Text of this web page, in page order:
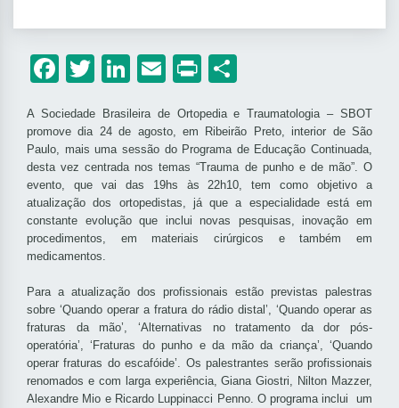
Facebook
Twitter
LinkedIn
Email
Print
A Sociedade Brasileira de Ortopedia e Traumatologia – SBOT
promove dia 24 de agosto, em Ribeirão Preto, interior de São
Paulo, mais uma sessão do Programa de Educação Continuada,
desta vez centrada nos temas “Trauma de punho e de mão”. O
evento, que vai das 19hs às 22h10, tem como objetivo a
atualização dos ortopedistas, já que a especialidade está em
constante evolução que inclui novas pesquisas, inovação em
procedimentos, em materiais cirúrgicos e também em
medicamentos.
Para a atualização dos profissionais estão previstas palestras
sobre ‘Quando operar a fratura do rádio distal’, ‘Quando operar as
fraturas da mão’, ‘Alternativas no tratamento da dor pós-
operatória’, ‘Fraturas do punho e da mão da criança’, ‘Quando
operar fraturas do escafóide’. Os palestrantes serão profissionais
renomados e com larga experiência, Giana Giostri, Nilton Mazzer,
Alexandre Mio e Ricardo Luppinacci Penno. O programa inclui um